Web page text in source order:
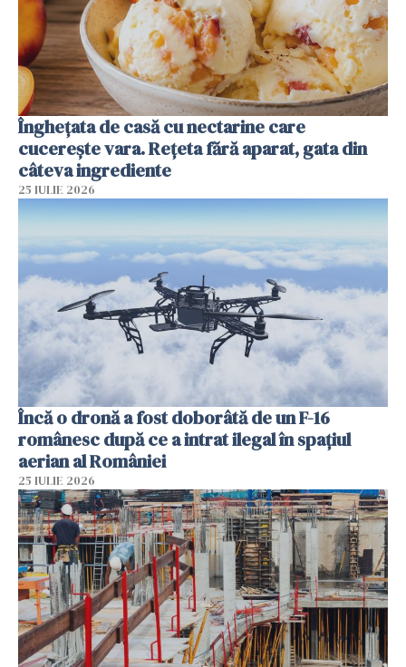
Înghețata de casă cu nectarine care
cucerește vara. Rețeta fără aparat, gata din
câteva ingrediente
25 IULIE 2026
Încă o dronă a fost doborâtă de un F-16
românesc după ce a intrat ilegal în spațiul
aerian al României
25 IULIE 2026